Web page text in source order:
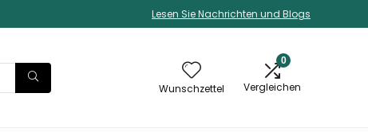
Lesen Sie Nachrichten und Blogs
Wunschzettel
0
Vergleichen